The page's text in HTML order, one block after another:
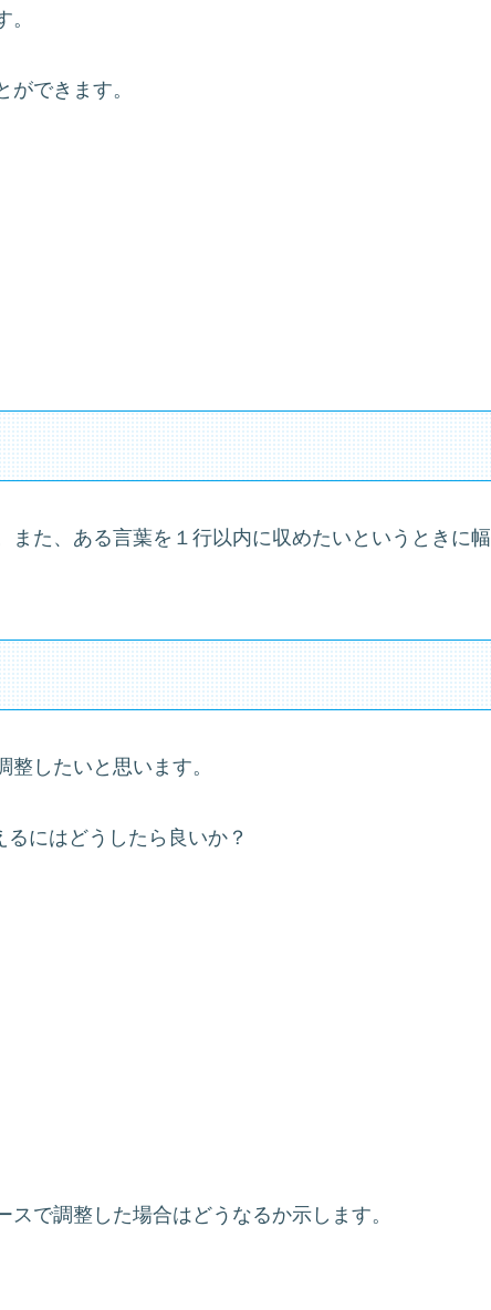
できます。
また、ある言葉を１行以内に収めたいというときに幅
したいと思います。
にはどうしたら良いか？
で調整した場合はどうなるか示します。